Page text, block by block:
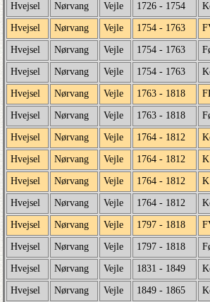
Hvejsel Nørvang Vejle 1726 - 1754
Hvejsel Nørvang Vejle 1754 - 1763
Hvejsel Nørvang Vejle 1754 - 1763
Hvejsel Nørvang Vejle 1754 - 1763
Hvejsel Nørvang Vejle 1763 - 1818
Hvejsel Nørvang Vejle 1763 - 1818
Hvejsel Nørvang Vejle 1764 - 1812
Hvejsel Nørvang Vejle 1764 - 1812 K
Hvejsel Nørvang Vejle 1764 - 1812 K
Hvejsel Nørvang Vejle 1764 - 1812
Hvejsel Nørvang Vejle 1797 - 1818
Hvejsel Nørvang Vejle 1797 - 1818
Hvejsel Nørvang Vejle 1831 - 1849
Hvejsel Nørvang Vejle 1849 - 1865